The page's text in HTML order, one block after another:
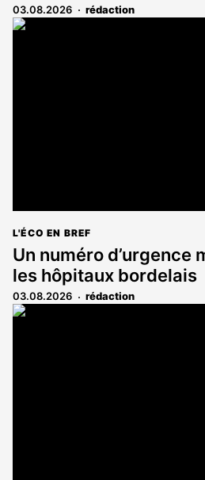
03.08.2026 rédaction
L'ÉCO EN BREF
Un numéro d’urgence
les hôpitaux bordelais
03.08.2026 rédaction